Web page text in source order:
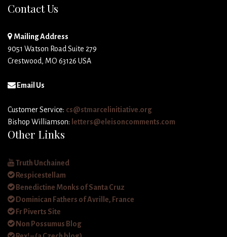
Contact Us
Mailing Address
9051 Watson Road Suite 279
Crestwood, MO 63126 USA
Email Us
Customer Service: cs@stmarcelinitiative.org
Bishop Williamson: letters@eleisoncomments.com
Other Links
Truth Unchained
Respicestellam
Benedictine Monks of Santa Cruz
Dominican Fathers of Avrille, France
Fr Piverts Site
Non Possumus Blog